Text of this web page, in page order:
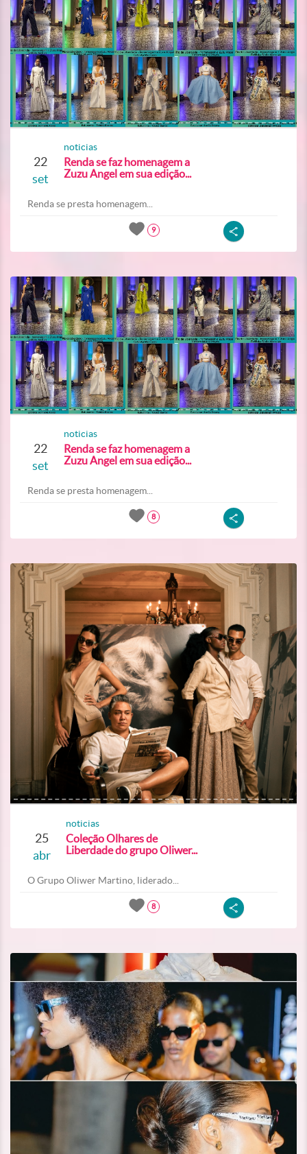
22
set
noticias
Renda se faz homenagem a
Zuzu Angel em sua edição...
Renda se presta homenagem...
9
22
set
noticias
Renda se faz homenagem a
Zuzu Angel em sua edição...
Renda se presta homenagem...
8
25
abr
noticias
Coleção Olhares de
Liberdade do grupo Oliwer...
O Grupo Oliwer Martino, liderado...
8